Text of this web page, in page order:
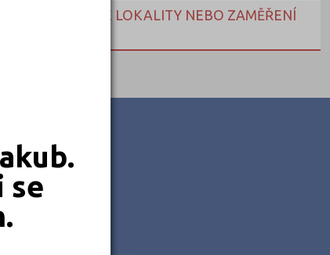
se
HLEDEJTE DLE LOKALITY NEBO ZAMĚŘENÍ